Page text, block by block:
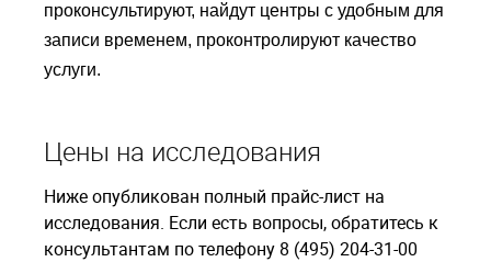
проконсультируют, найдут центры с удобным для
записи временем, проконтролируют качество
услуги.
Цены на исследования
Ниже опубликован полный прайс-лист на
исследования. Если есть вопросы, обратитесь к
консультантам по телефону 8 (495) 204-31-00